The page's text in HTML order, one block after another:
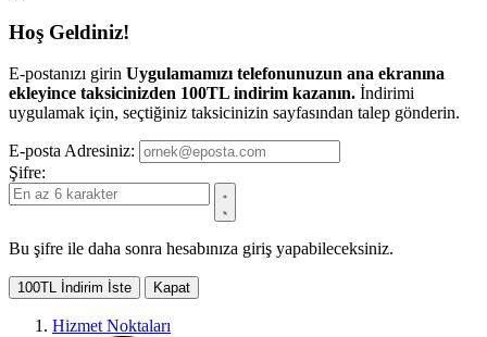
Hoş Geldiniz!
E-postanızı girin Uygulamamızı telefonunuzun ana ekranına
ekleyince taksicinizden 100TL indirim kazanın. İndirimi
uygulamak için, seçtiğiniz taksicinizin sayfasından talep gönderin.
E-posta Adresiniz:
Şifre:
Bu şifre ile daha sonra hesabınıza giriş yapabileceksiniz.
100TL İndirim İste Kapat
Hizmet Noktaları